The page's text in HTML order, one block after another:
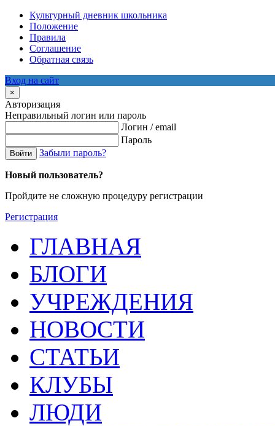
Культурный дневник школьника
Положение
Правила
Соглашение
Обратная связь
Вход на сайт
×
Авторизация
Неправильный логин или пароль
Логин / email
Пароль
Войти Забыли пароль?
Новый пользователь?
Пройдите не сложную процедуру регистрации
Регистрация
ГЛАВНАЯ
БЛОГИ
УЧРЕЖДЕНИЯ
НОВОСТИ
СТАТЬИ
КЛУБЫ
ЛЮДИ